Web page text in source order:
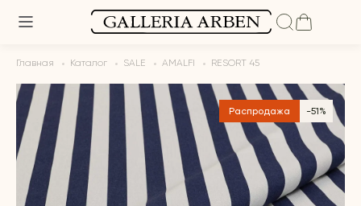
Главная Каталог SALE AMALFI RESORT 45
Распродажа -51%